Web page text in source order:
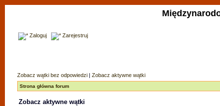
Zaloguj Zarejestruj
Zobacz wątki bez odpowiedzi | Zobacz aktywne wątki
Strona główna forum
Zobacz aktywne wątki